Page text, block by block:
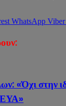
WhatsApp Viber
«Όχι στην